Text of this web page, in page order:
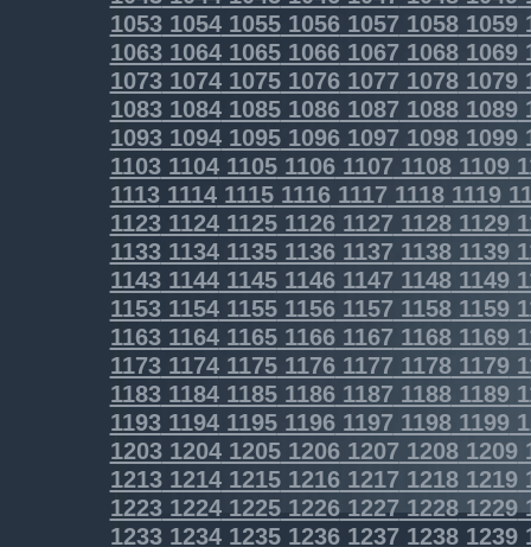
1053105410551056105710581059
1063106410651066106710681069
1073107410751076107710781079
1083108410851086108710881089
1093109410951096109710981099
1103110411051106110711081109
1113111411151116111711181119
11231124112511261127 11281129
11331134113511361137 11381139
11431144114511461147 11481149
11531154115511561157 11581159
11631164116511661167 11681169
11731174117511761177 11781179
11831184118511861187 11881189
11931194119511961197 11981199
12031204120512061207 12081209
12131214121512161217 12181219
1223122412251226122712281229
1233123412351236123712381239